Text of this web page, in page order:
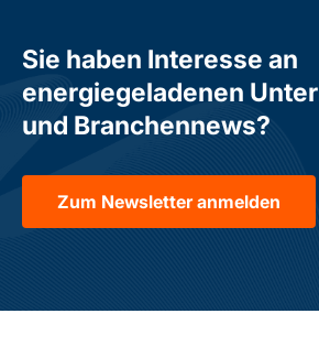
Sie haben Interesse an
energiegeladenen
und Branchennews?
Zum Newsletter anmelden